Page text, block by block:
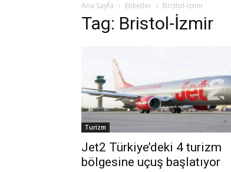
Ana Sayfa Etiketler Bristol-İzmir
Tag: Bristol-İzmir
Turizm
Jet2 Türkiye’deki 4 turizm
bölgesine uçuş başlatıyor